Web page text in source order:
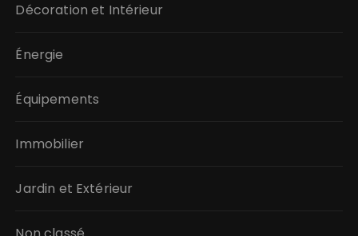
Décoration et Intérieur
Énergie
Équipements
Immobilier
Jardin et Extérieur